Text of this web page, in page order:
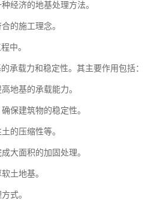
经济的地基处理方法。
的施工理念。
中。
承载力和稳定性。其主要作用包括：
地基的承载能力。
保建筑物的稳定性。
的压缩性等。
大面积的加固处理。
土地基。
式。